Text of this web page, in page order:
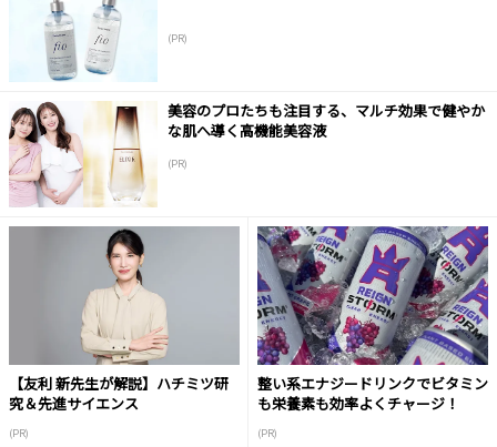
(PR)
美容のプロたちも注目する、マルチ効果で健やか
な肌へ導く高機能美容液
(PR)
【友利 新先生が解説】ハチミツ研
究＆先進サイエンス
(PR)
整い系エナジードリンクでビタミン
も栄養素も効率よくチャージ！
(PR)